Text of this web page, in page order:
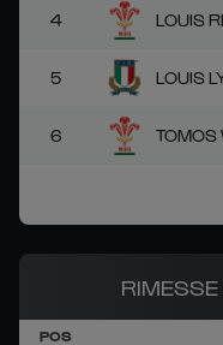
4 LOUIS
5 LOUIS
6 TOMOS
POS